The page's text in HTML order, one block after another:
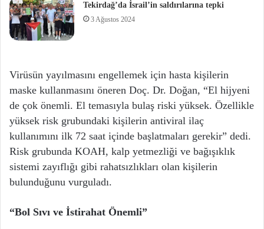
Tekirdağ’da İsrail’in saldırılarına tepki
3 Ağustos 2024
Virüsün yayılmasını engellemek için hasta kişilerin
maske kullanmasını öneren Doç. Dr. Doğan, “El hijyeni
de çok önemli. El temasıyla bulaş riski yüksek. Özellikle
yüksek risk grubundaki kişilerin antiviral ilaç
kullanımını ilk 72 saat içinde başlatmaları gerekir” dedi.
Risk grubunda KOAH, kalp yetmezliği ve bağışıklık
sistemi zayıflığı gibi rahatsızlıkları olan kişilerin
bulunduğunu vurguladı.
“Bol Sıvı ve İstirahat Önemli”